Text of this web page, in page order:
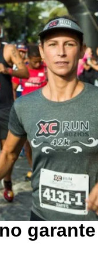
garante